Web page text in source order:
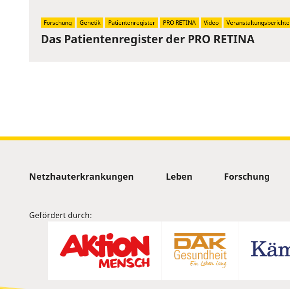
Das Patientenregister der PRO RETINA
Forschung Genetik Patientenregister PRO RETINA Video Veranstaltungsberichte
Sitemap
Netzhauterkrankungen Leben Forschung
Gefördert durch: